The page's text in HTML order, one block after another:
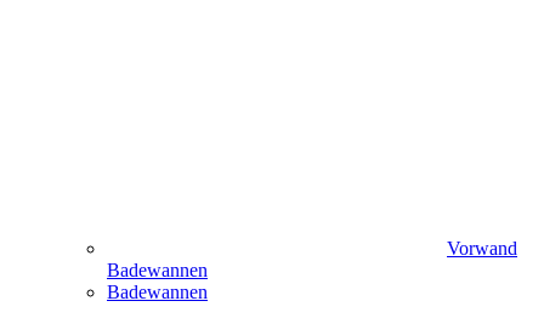
Vorwand
Badewannen
Badewannen